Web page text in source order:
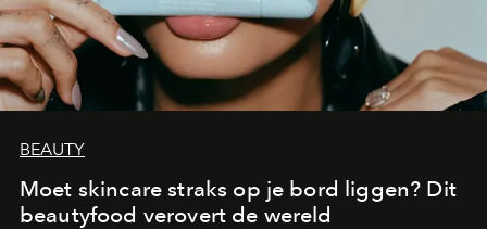
BEAUTY
Moet skincare straks op je bord liggen? Dit
beautyfood verovert de wereld